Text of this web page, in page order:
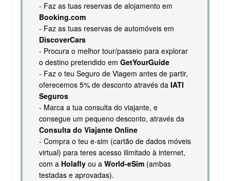
- Faz as tuas reservas de alojamento em
Booking.com
- Faz as tuas reservas de automóveis em
DiscoverCars
- Procura o melhor tour/passeio para explorar
o destino pretendido em GetYourGuide
- Faz o teu Seguro de Viagem antes de partir,
oferecemos 5% de desconto através da IATI
Seguros
- Marca a tua consulta do viajante, e
consegue um pequeno desconto, através da
Consulta do Viajante Online
- Compra o teu e-sim (cartão de dados móveis
virtual) para teres acesso ilimitado à internet,
com a Holaflyou a World-eSim(ambas
testadas e aprovadas).